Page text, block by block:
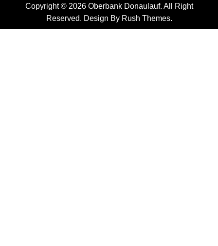
Copyright © 2026 Oberbank Donaulauf. All Right
Reserved. Design By Rush Themes.